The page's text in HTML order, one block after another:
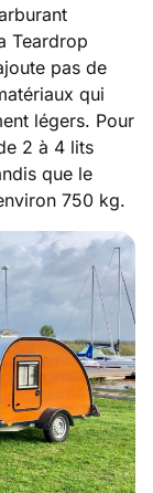
Teardrop
pas de
qui
légers. Pour
2 à 4 lits
que le
750 kg.